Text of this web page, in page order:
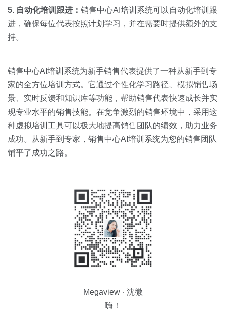
5. 自动化培训跟进： 销售中心AI培训系统可以自动化培训跟
进，确保每位代表按照计划学习，并在需要时提供额外的支
持。
销售中心AI培训系统为新手销售代表提供了一种从新手到专
家的全方位培训方式。它通过个性化学习路径、模拟销售场
景、实时反馈和知识库等功能，帮助销售代表快速成长并实
现专业水平的销售技能。在竞争激烈的销售环境中，采用这
种虚拟培训工具可以极大地提高销售团队的绩效，助力业务
成功。从新手到专家，销售中心AI培训系统为您的销售团队
铺平了成功之路。
Megaview · 沈微
嗨！